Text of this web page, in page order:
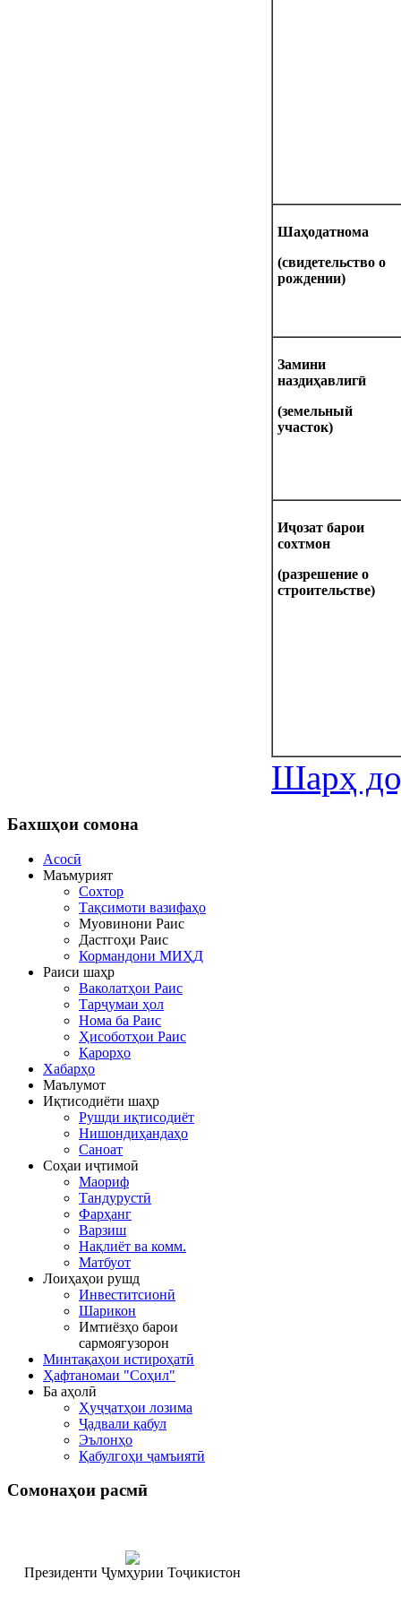
Шаҳодатнома
(свидетельство о
рождении)
Замини
наздиҳавлигӣ
(земельный
участок)
Иҷозат барои
сохтмон
(разрешение о
строительстве)
Шарҳ
Бахшҳои сомона
Асосӣ
Маъмурият
Сохтор
Тақсимоти вазифаҳо
Муовинони Раис
Дастгоҳи Раис
Кормандони МИҲД
Раиси шаҳр
Ваколатҳои Раис
Тарҷумаи ҳол
Нома ба Раис
Ҳисоботҳои Раис
Қарорҳо
Хабарҳо
Маълумот
Иқтисодиёти шаҳр
Рушди иқтисодиёт
Нишондиҳандаҳо
Саноат
Соҳаи иҷтимоӣ
Маориф
Тандурустӣ
Фарҳанг
Варзиш
Нақлиёт ва комм.
Матбуот
Лоиҳаҳои рушд
Инвеститсионӣ
Шарикон
Имтиёзҳо барои
сармоягузорон
Минтақаҳои истироҳатӣ
Ҳафтаномаи "Соҳил"
Ба аҳолӣ
Ҳуҷҷатҳои лозима
Ҷадвали қабул
Эълонҳо
Қабулгоҳи ҷамъиятӣ
Сомонаҳои расмӣ
Президенти Ҷумҳурии Тоҷикистон